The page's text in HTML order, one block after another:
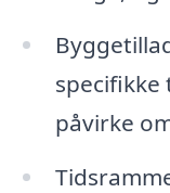
specifikke
påvirke